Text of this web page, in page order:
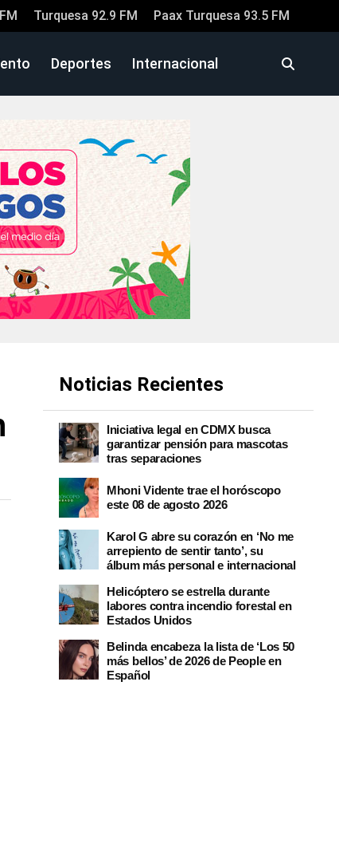
Turquesa 92.9 FM Paax Turquesa 93.5 FM
Deportes Internacional
Noticias Recientes
Iniciativa legal en CDMX busca
garantizar pensión para mascotas
tras separaciones
Mhoni Vidente trae el horóscopo
este 08 de agosto 2026
Karol G abre su corazón en ‘No me
arrepiento de sentir tanto’, su
álbum más personal e internacional
Helicóptero se estrella durante
labores contra incendio forestal en
Estados Unidos
Belinda encabeza la lista de ‘Los 50
más bellos’ de 2026 de People en
Español